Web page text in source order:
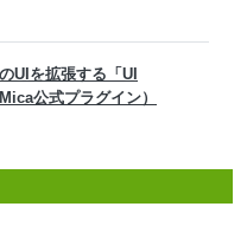
UIを拡張する「UI
公式プラグイン）